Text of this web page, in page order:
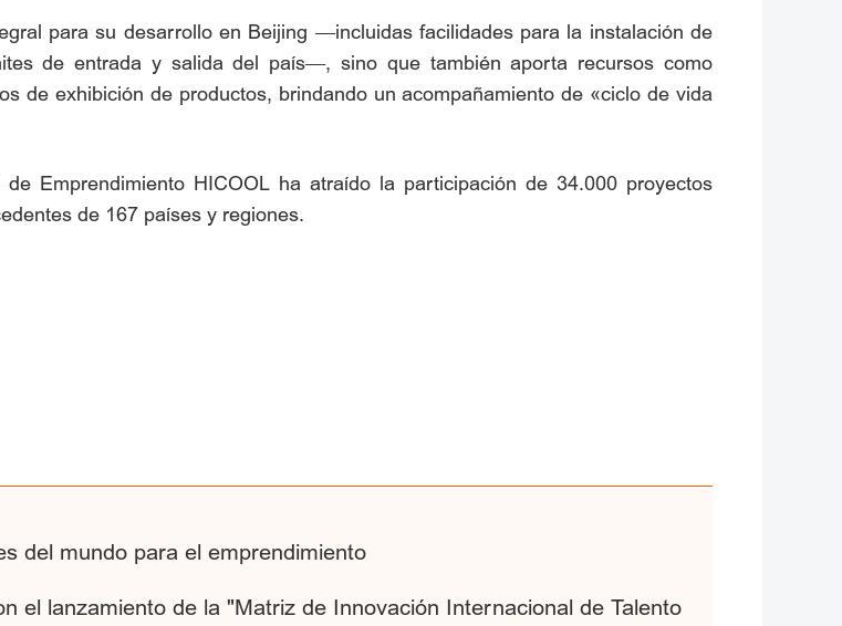
para su desarrollo en Beijing —incluidas facilidades para la instalación de
de entrada y salida del país—, sino que también aporta recursos como
de exhibición de productos, brindando un acompañamiento de «ciclo de vida
Emprendimiento HICOOL ha atraído la participación de 34.000 proyectos
de 167 países y regiones.
del mundo para el emprendimiento
el lanzamiento de la "Matriz de Innovación Internacional de Talento